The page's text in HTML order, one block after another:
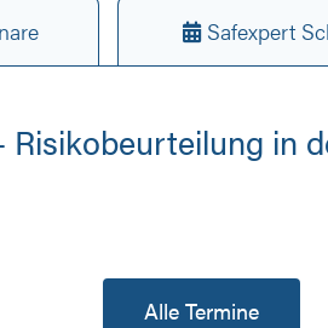
Safexpert
in
Alle Termine